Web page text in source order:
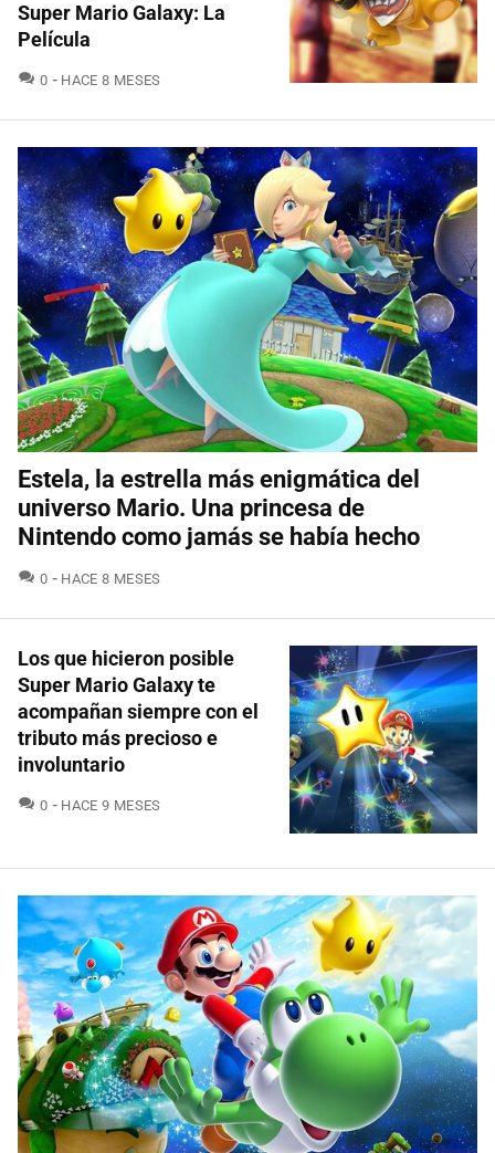
Super Mario Galaxy: La
Película
0 COMENTARIOS
HACE 8 MESES
Estela, la estrella más enigmática del
universo Mario. Una princesa de
Nintendo como jamás se había hecho
0 COMENTARIOS
HACE 8 MESES
Los que hicieron posible
Super Mario Galaxy te
acompañan siempre con el
tributo más precioso e
involuntario
0 COMENTARIOS
HACE 9 MESES